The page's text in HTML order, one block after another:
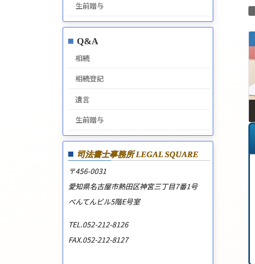
生前贈与
Q&A
相続
相続登記
遺言
生前贈与
司法書士事務所LEGAL SQUARE
〒456-0031
愛知県名古屋市熱田区神宮三丁目7番1号
べんてんビル5階E号室
TEL.052-212-8126
FAX.052-212-8127